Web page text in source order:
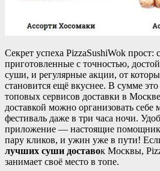
Секрет успеха PizzaSushiWok прост:
приготовленные с точностью,
суши, и регулярные акции, от
становится ещё вкуснее. В сумме
топовых сервисов доставки в
доставкой можно организовать себе
фестиваль даже в три часа ночи.
приложение — настоящие
пару кликов, и ужин уже в пути!
лучших суши доставок Москвы,
занимает своё место в топе.